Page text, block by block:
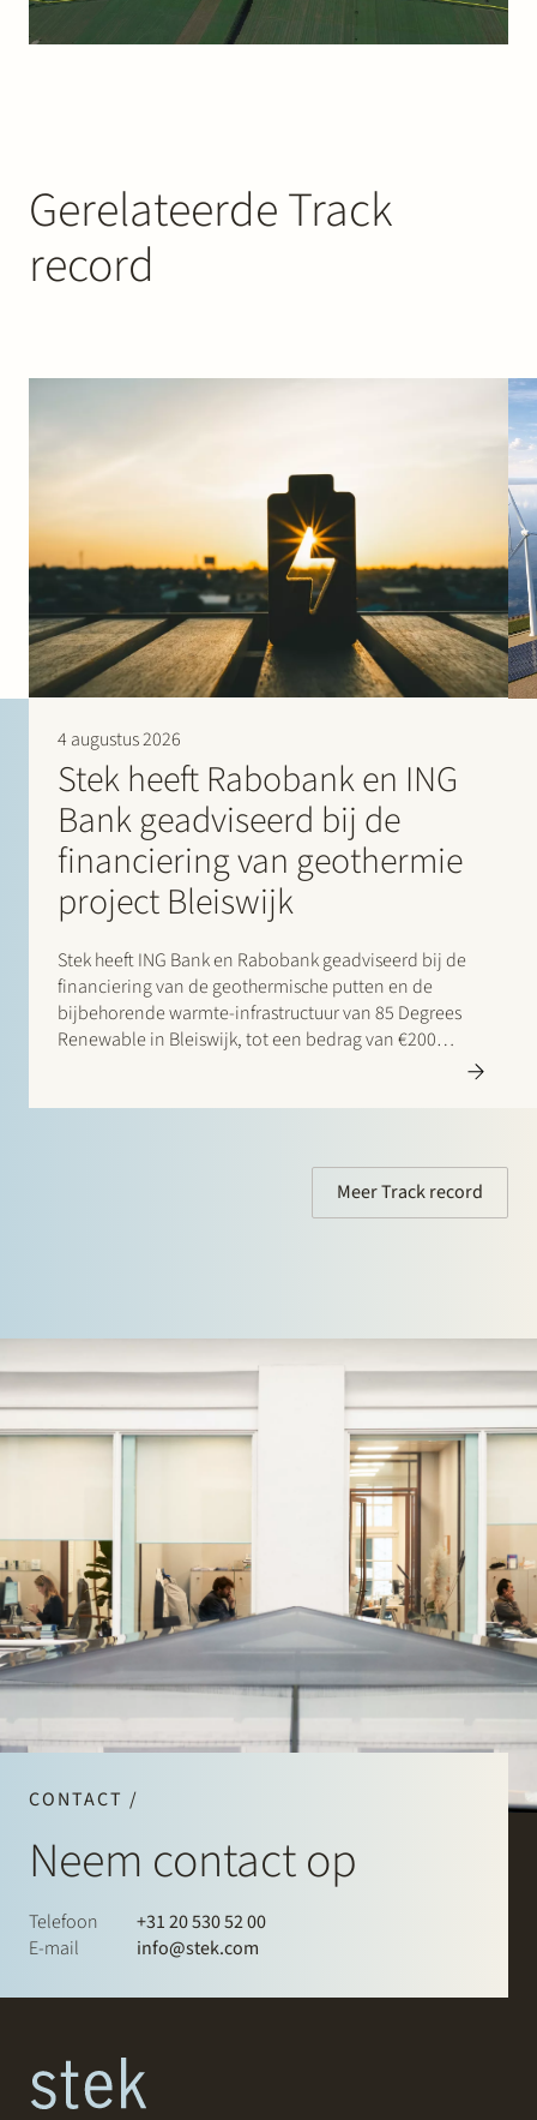
Gerelateerde Track
record
4 augustus 2026
Stek heeft Rabobank en ING
Bank geadviseerd bij de
financiering van geothermie
project Bleiswijk
Stek heeft ING Bank en Rabobank geadviseerd bij de
financiering van de geothermische putten en de
bijbehorende warmte-infrastructuur van 85 Degrees
Renewable in Bleiswijk, tot een bedrag van €200
Meer Track record
CONTACT /
Neem contact op
Telefoon
+31 20 530 52 00
E-mail
info@stek.com